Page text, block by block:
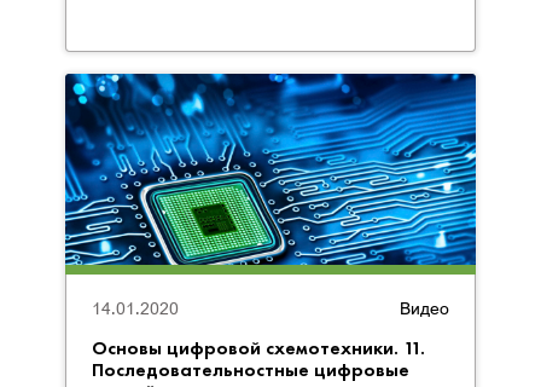
Видео
Основы цифровой схемотехники. 11.
Последовательностные цифровые
14.01.2020